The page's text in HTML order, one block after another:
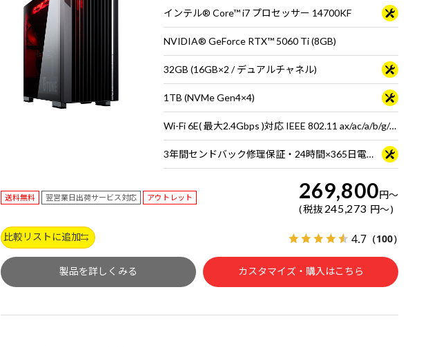
インテル® Core™ i7 プロセッサー 14700KF
NVIDIA® GeForce RTX™ 5060 Ti (8GB)
32GB (16GB×2 / デュアルチャネル)
1TB (NVMe Gen4×4)
Wi-Fi 6E( 最大2.4Gbps )対応 IEEE 802.11 ax/ac/a/b/g/n準拠 ＋ Bluetooth 5内蔵
3年間センドバック修理保証・24時間×365日電話サポート
送料無料 翌営業日出荷サービス対応 アウトレット 269,800円～
税抜 245,273 円～
比較リストに追加 4.7 （100）
製品を詳しくみる カスタマイズ・購入はこちら